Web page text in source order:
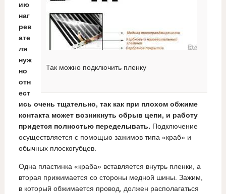
Так можно подключить пленку
ию
наг
рев
ате
ля
нуж
но
отн
ест
ись очень тщательно, так как при плохом обжиме
контакта может возникнуть обрыв цепи, и работу
придется полностью переделывать. Подключение
осуществляется с помощью зажимов типа «краб» и
обычных плоскогубцев.
Одна пластинка «краба» вставляется внутрь пленки, а
вторая прижимается со стороны медной шины. Зажим,
в который обжимается провод, должен располагаться